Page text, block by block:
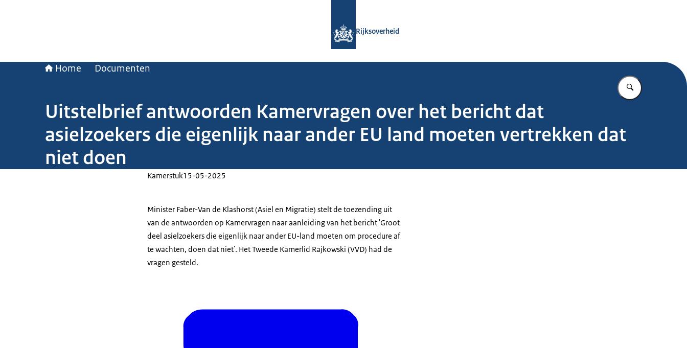
Rijksoverheid
Home Documenten
Vul in wat u
Uitstelbrief antwoorden Kamervragen over het bericht dat
asielzoekers die eigenlijk naar ander EU land moeten vertrekken dat
niet doen
Kamerstuk15-05-2025
Minister Faber-Van de Klashorst (Asiel en Migratie) stelt de toezending uit
van de antwoorden op Kamervragen naar aanleiding van het bericht 'Groot
deel asielzoekers die eigenlijk naar ander EU-land moeten om procedure af
te wachten, doen dat niet'. Het Tweede Kamerlid Rajkowski (VVD) had de
vragen gesteld.